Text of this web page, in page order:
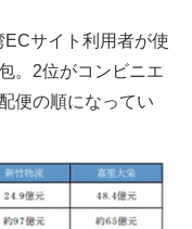
サイト利用者が使
。2位がコンビニエ
便の順になってい